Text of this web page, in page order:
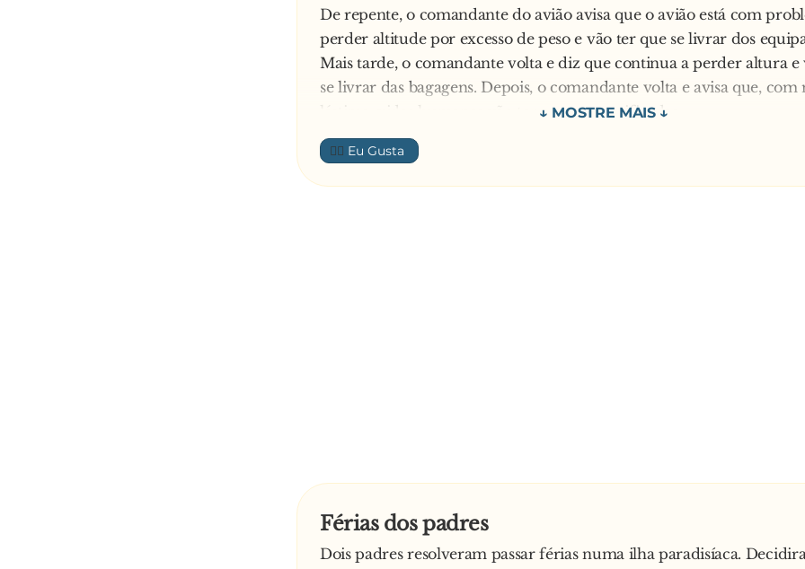
De repente, o comandante do avião avisa que o avião está com
perder altitude por excesso de peso e vão ter que se livrar dos
Mais tarde, o comandante volta e diz que continua a perder altura e
se livrar das bagagens. Depois, o comandante volta e avisa que, com
lástima, vidas humanas vão ter que ser sacrificadas.
O primeiro a tomar iniciativa é o Solano, do Peru:
- Por amor ao Peru! – E salta.
Logo a seguir vai o Salas, do Chile:
👍🏼
Férias dos padres
Dois padres resolveram passar férias numa ilha paradisíaca.